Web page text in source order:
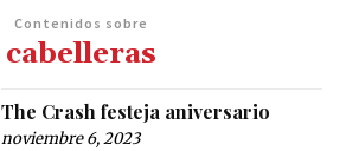
Contenidos sobre
cabelleras
The Crash festeja aniversario
noviembre 6, 2023